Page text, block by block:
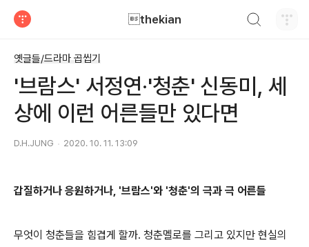
thekian
옛글들/드라마 곱씹기
'브람스' 서정연·'청춘' 신동미, 세
상에 이런 어른들만 있다면
D.H.JUNG 2020. 10. 11. 13:09
갑질하거나 응원하거나, '브람스'와 '청춘'의 극과 극 어른들
무엇이 청춘들을 힘겹게 할까. 청춘멜로를 그리고 있지만 현실의